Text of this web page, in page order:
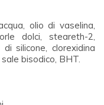
olio di vaselina,
dolci, steareth-2,
silicone, clorexidina
bisodico, BHT.